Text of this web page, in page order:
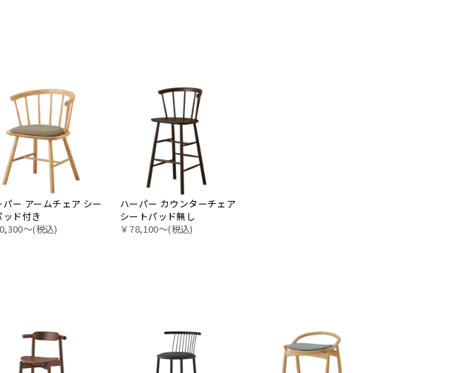
パー アームチェア シー
ッド付き
〜(税込)
ハーパー カウンターチェア
シートパッド無し
￥78,100〜(税込)